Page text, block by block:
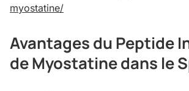
myostatine/
Avantages du Peptide
de Myostatine dans le